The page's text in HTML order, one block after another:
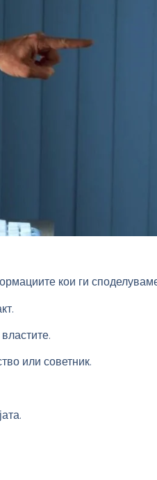
кои ги
или советник.